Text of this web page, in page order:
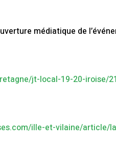
médiatique de
jt-local-19-20-iroise/
ille-et-vilaine/